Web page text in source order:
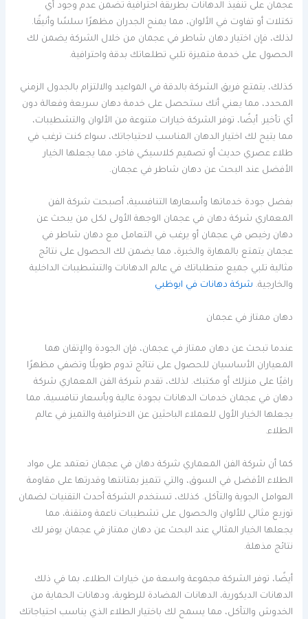
عجمان على تنفيذ الدهانات بطريقة احترافية تضمن عدم وجود أي
تكتلات أو تفاوت في الألوان، مما يمنح الجدران مظهرًا سلسًا وأنيقًا.
لذلك، فإن اختيار دهان شاطر في عجمان من خلال الشركة يضمن لك
الحصول على خدمة متميزة تلبي تطلعاتك بدقة واحترافية.
كذلك، يتمتع فريق الشركة بالدقة في المواعيد والالتزام بالجدول الزمني
المحدد، مما يعني أنك ستحصل على خدمة دهان سريعة وفعالة دون
أي تأخير. أيضًا، توفر الشركة خيارات متنوعة من الألوان والتشطيبات،
مما يتيح لك اختيار الدهان المناسب لاحتياجاتك، سواء كنت ترغب في
طلاء عصري حديث أو تصميم كلاسيكي فاخر، مما يجعلها الخيار
الأفضل عند البحث عن دهان شاطر في عجمان.
بفضل جودة خدماتها وأسعارها التنافسية، أصبحت شركة الفن
المعماري شركة دهان في عجمان الوجهة الأولى لكل من يبحث عن
دهان رخيص في عجمان أو يرغب في التعامل مع دهان شاطر في
عجمان يتمتع بالمهارة والخبرة، مما يضمن لك الحصول على نتائج
مثالية تلبي جميع متطلباتك في عالم الدهانات والتشطيبات الداخلية
والخارجية. شركة دهانات في ابوظبي
دهان ممتاز في عجمان
عندما تبحث عن دهان ممتاز في عجمان، فإن الجودة والإتقان هما
المعياران الأساسيان للحصول على نتائج تدوم طويلًا وتضفي مظهرًا
راقيًا على منزلك أو مكتبك. لذلك، تقدم شركة الفن المعماري شركة
دهان في عجمان خدمات الدهانات بجودة عالية وبأسعار تنافسية، مما
يجعلها الخيار الأول للعملاء الباحثين عن الاحترافية والتميز في عالم
الطلاء.
كما أن شركة الفن المعماري شركة دهان في عجمان تعتمد على مواد
الطلاء الأفضل في السوق، والتي تتميز بمتانتها وقدرتها على مقاومة
العوامل الجوية والتآكل. كذلك، تستخدم الشركة أحدث التقنيات لضمان
توزيع مثالي للألوان والحصول على تشطيبات ناعمة ومتقنة، مما
يجعلها الخيار المثالي عند البحث عن دهان ممتاز في عجمان يوفر لك
نتائج مذهلة.
أيضًا، توفر الشركة مجموعة واسعة من خيارات الطلاء، بما في ذلك
الدهانات الديكورية، الدهانات المضادة للرطوبة، ودهانات الحماية من
الخدوش والتآكل، مما يسمح لك باختيار الطلاء الذي يناسب احتياجاتك